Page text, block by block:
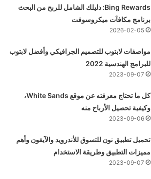
Bing Rewards: دليلك الشامل للربح من البحث
برنامج مكافآت ميكروسوفت
2026-02-05
مواصفات لابتوب للتصميم الجرافيكي وأفضل لابتوب
للبرامج الهندسية 2022
2023-09-07
كل ما تحتاج معرفته عن موقع White Sands،
وكيفية تحصيل الأرباح منه
2023-09-06
تحميل تطبيق نون للتسوق للأندرويد والآيفون وأهم
مميزات التطبيق وطريقة الاستخدام
2023-09-07